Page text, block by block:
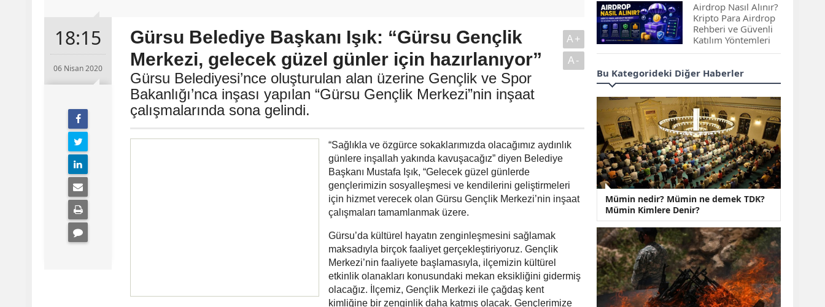
18:15
06 Nisan 2020
Gürsu Belediye Başkanı Işık: “Gürsu Gençlik
Merkezi, gelecek güzel günler için hazırlanıyor”
Gürsu Belediyesi’nce oluşturulan alan üzerine Gençlik ve Spor
Bakanlığı’nca inşası yapılan “Gürsu Gençlik Merkezi”nin inşaat
çalışmalarında sona gelindi.
A+
A-
“Sağlıkla ve özgürce sokaklarımızda olacağımız aydınlık
günlere inşallah yakında kavuşacağız” diyen Belediye
Başkanı Mustafa Işık, “Gelecek güzel günlerde
gençlerimizin sosyalleşmesi ve kendilerini geliştirmeleri
için hizmet verecek olan Gürsu Gençlik Merkezi’nin inşaat
çalışmaları tamamlanmak üzere.
Gürsu’da kültürel hayatın zenginleşmesini sağlamak
maksadıyla birçok faaliyet gerçekleştiriyoruz. Gençlik
Merkezi’nin faaliyete başlamasıyla, ilçemizin kültürel
etkinlik olanakları konusundaki mekan eksikliğini gidermiş
olacağız. İlçemiz, Gençlik Merkezi ile çağdaş kent
kimliğine bir zenginlik daha katmış olacak. Gençlerimize
Airdrop Nasıl Alınır?
Kripto Para Airdrop
Rehberi ve Güvenli
Katılım Yöntemleri
Spot ve Vadeli İşlem
Arasındaki Farklar |
İçin Daha Uygun?
ABD-İran Anlaşması
Sonrası Altın Rekora
Koştu, Petrol
Fiyatları Sert Düştü
Temmuz 2026 Maaş
Zammı Netleşiyor!
Memur, Emekli ve
Sosyal Yardımlarda
Yeni Oranlar
KOSGEB’den
KOBİ’lere Dev
Finansman Hamlesi:
36 Ay Vadeli 30
Milyon TL Destek
Bu Kategorideki Diğer Haberler
Mümin nedir? Mümin ne demek TDK?
Mümin Kimlere Denir?